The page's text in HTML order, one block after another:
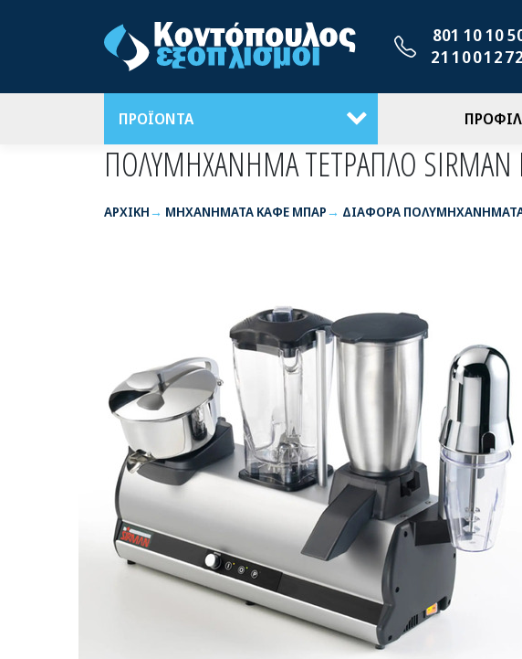
801 10 10
ΠΡΟΪΟΝΤΑ ΠΡΟΦΙΛ
ΠΟΛΥΜΗΧΑΝΗΜΑ ΤΕΤΡΑΠΛΟ SIRMAN
ΑΡΧΙΚΉ ΜΗΧΑΝΗΜΑΤΑ ΚΑΦΕ ΜΠΑΡ ΔΙΑΦΟΡΑ